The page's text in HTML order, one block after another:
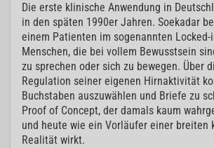
Die erste klinische Anwendung in
in den späten 1990er Jahren. Soekadar
einem Patienten im sogenannten Locked-
Menschen, die bei vollem Bewusstsein
zu sprechen oder sich zu bewegen. Über
Regulation seiner eigenen Hirnaktivität
Buchstaben auszuwählen und Briefe zu
Proof of Concept, der damals kaum
und heute wie ein Vorläufer einer breiten
Realität wirkt.